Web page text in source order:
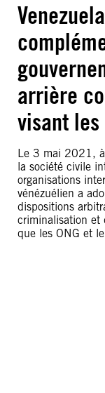
arrière
visant les
Le 3 mai 2021, à
la société civile
organisations
vénézuélien a
dispositions
criminalisation et
que les ONG et